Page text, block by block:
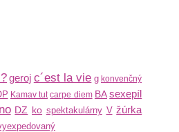
geroj c´est la vie g konvenčný
Kamav tut carpe diem BA sexepíl
DZ ko spektakulárny V žúrka